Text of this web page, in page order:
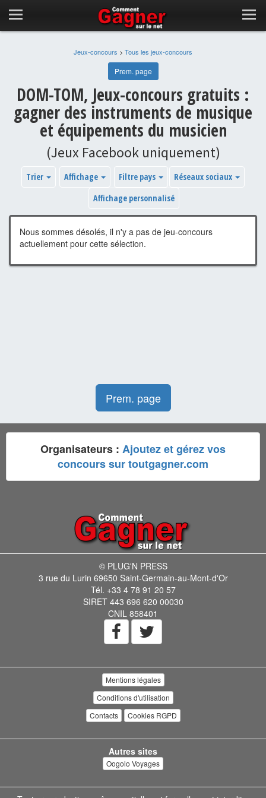
Jeux-concours > Tous les jeux-concours
Prem. page
DOM-TOM, Jeux-concours gratuits :
gagner des instruments de musique
et équipements du musicien
(Jeux Facebook uniquement)
Trier Affichage Filtre pays
Réseaux sociaux
Affichage personnalisé
Nous sommes désolés, il n'y a pas de jeu-concours
actuellement pour cette sélection.
Prem. page
Organisateurs : Ajoutez et gérez vos
concours sur toutgagner.com
© PLUG'N PRESS
3 rue du Lurin 69650 Saint-Germain-au-Mont-d'Or
Tél. +33 4 78 91 20 57
SIRET 443 696 620 00030
CNIL 858401
Mentions légales
Conditions d'utilisation
Contacts
Cookies RGPD
Autres sites
Oogolo Voyages